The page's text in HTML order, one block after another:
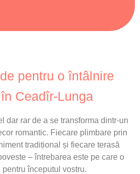
pentru o întâlnire
Ceadîr-Lunga
dar rar de a se transforma dintr-un
romantic. Fiecare plimbare prin
tradițional și fiecare terasă
– întrebarea este pe care o
pentru începutul vostru.